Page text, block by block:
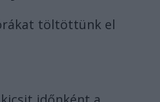
töltöttünk el